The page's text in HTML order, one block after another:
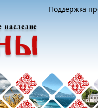
Поддержка